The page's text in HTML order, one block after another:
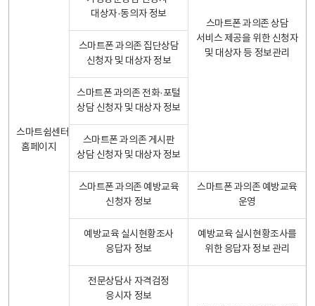
스마트쉼센터
홈페이지
스마트폰 과의존 상담
서비스 제공을 위한 신청자
및 대상자 등 정보관리
대상자·동의자 정보
스마트폰 과의존 집단상담
신청자 및 대상자 정보
스마트폰 과의존 전화·포털
상담 신청자 및 대상자 정보
스마트폰 과의존 게시판
상담 신청자 및 대상자 정보
스마트폰 과의존 예방교육
신청자 정보
스마트폰 과의존 예방교육
운영
예방교육 실시현황조사
응답자 정보
예방교육 실시현황조사를
위한 응답자 정보 관리
전문상담사 자격검정
응시자 정보